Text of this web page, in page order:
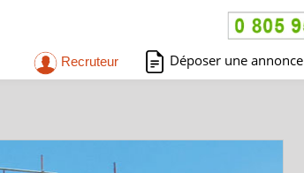
Recruteur Déposer une annonce